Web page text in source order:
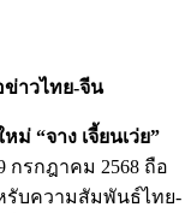
าวไทย-จีน
“จาง เจี้ยนเว่ย”
กรกฎาคม 2568 ถือ
บความสัมพันธ์ไทย-